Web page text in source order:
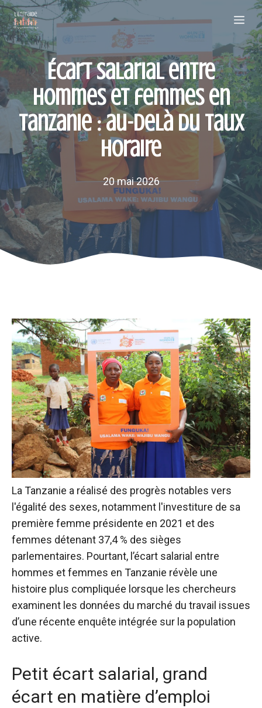
Aller
au
contenu
Écart salarial entre
hommes et femmes en
Tanzanie : au-delà du taux
horaire
20 mai 2026
La Tanzanie a réalisé des progrès notables vers
l'égalité des sexes, notamment l'investiture de sa
première femme présidente en 2021 et des
femmes détenant 37,4 % des sièges
parlementaires. Pourtant, l’écart salarial entre
hommes et femmes en Tanzanie révèle une
histoire plus compliquée lorsque les chercheurs
examinent les données du marché du travail issues
d’une récente enquête intégrée sur la population
active.
Petit écart salarial, grand
écart en matière d’emploi